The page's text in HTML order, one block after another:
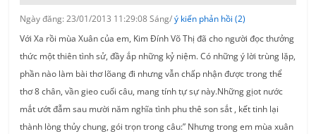
Ngày đăng: 23/01/2013 11:29:08 Sáng/ý kiến phản hồi (2)
Với Xa rồi mùa Xuân của em, Kim Đính Võ Thị đã cho người đọc thưởng
thức một thiên tình sử, đầy ắp những kỷ niệm. Có những ý lời trùng lặp,
phần nào làm bài thơ lõang đi nhưng vẫn chấp nhận được trong thể
thơ 8 chân, vần gieo cuối câu, mang tính tự sự này.Những gịot nước
mắt ướt đẫm sau mười năm nghĩa tình phu thê son sắt , kết tinh lại
thành lòng thủy chung, gói trọn trong câu:” Nhưng trong em mùa xuân